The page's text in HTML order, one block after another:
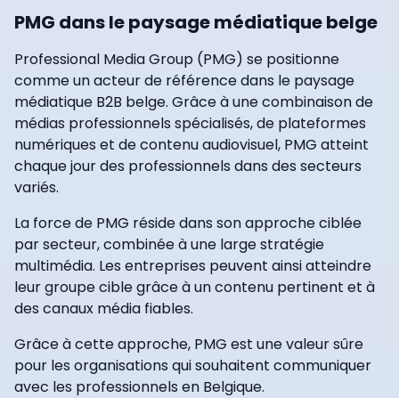
PMG dans le paysage médiatique belge
Professional Media Group (PMG) se positionne
comme un acteur de référence dans le paysage
médiatique B2B belge. Grâce à une combinaison de
médias professionnels spécialisés, de plateformes
numériques et de contenu audiovisuel, PMG atteint
chaque jour des professionnels dans des secteurs
variés.
La force de PMG réside dans son approche ciblée
par secteur, combinée à une large stratégie
multimédia. Les entreprises peuvent ainsi atteindre
leur groupe cible grâce à un contenu pertinent et à
des canaux média fiables.
Grâce à cette approche, PMG est une valeur sûre
pour les organisations qui souhaitent communiquer
avec les professionnels en Belgique.